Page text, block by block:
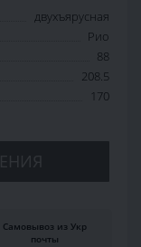
двухъярусная
Рио
88
208.5
170
Самовывоз из Укр
почты